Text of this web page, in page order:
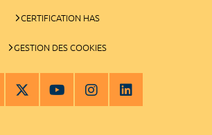
CERTIFICATION HAS
GESTION DES COOKIES